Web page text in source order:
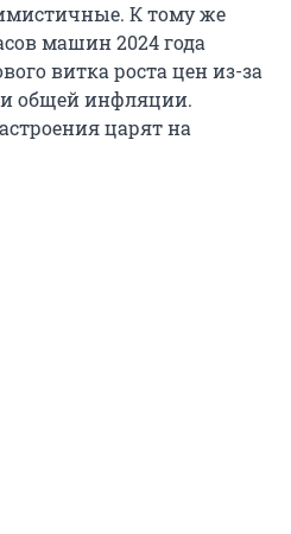
К тому же
машин 2024 года
витка роста цен из-за
и общей инфляции.
царят на